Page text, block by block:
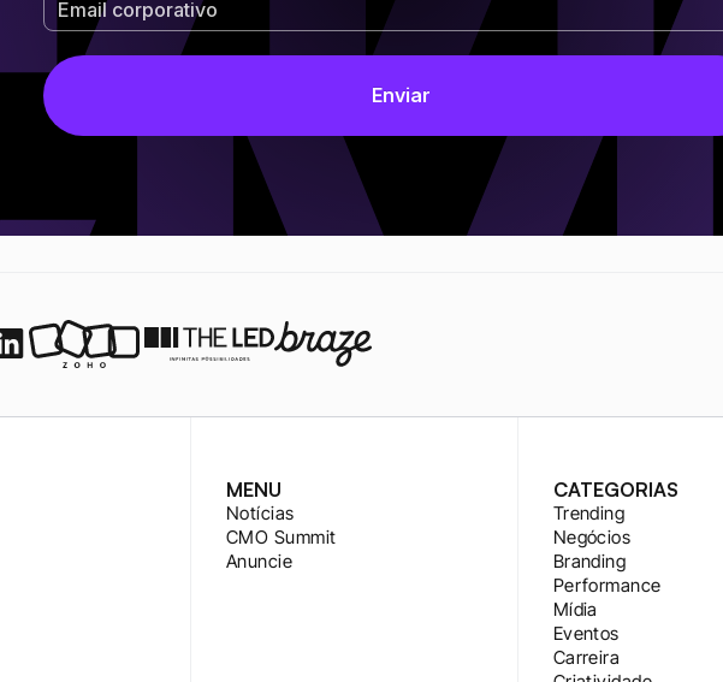
MENU
Notícias
CMO Summit
Anuncie
CATEGORIAS
Trending
Negócios
Branding
Performance
Mídia
Eventos
Carreira